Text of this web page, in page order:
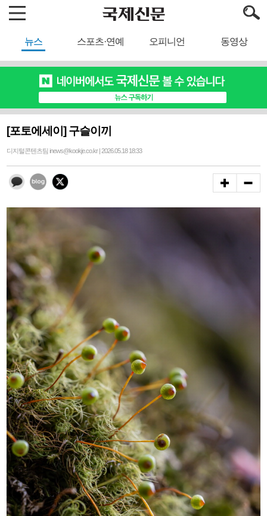
뉴스 스포츠·연예 오피니언 동영상
[포토에세이] 구슬이끼
디지털콘텐츠팀 inews@kookje.co.kr | 2026.05.18 18:33